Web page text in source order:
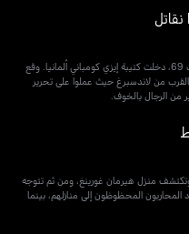
بينما كان نيكسون يبحث عن الويسكي المفضل لديه فات 69، دخلت كتيبة إيزي كومباني ألمانيا. وقع
من لاندسبرغ حيث عملوا على تحرير
من الرجال بالخوف.
منزل هيرمان غورينغ، ومن ثم تتوجه
المحاربون المحظوظون إلى منازلهم، بينما